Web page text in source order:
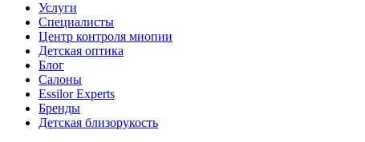
Услуги
Специалисты
Центр контроля миопии
Детская оптика
Блог
Салоны
Essilor Experts
Бренды
Детская близорукость